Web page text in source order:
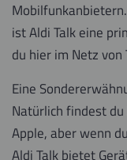
ist Aldi Talk eine
du hier im Netz von
Eine
Natürlich findest du
Apple, aber wenn
Aldi Talk bietet